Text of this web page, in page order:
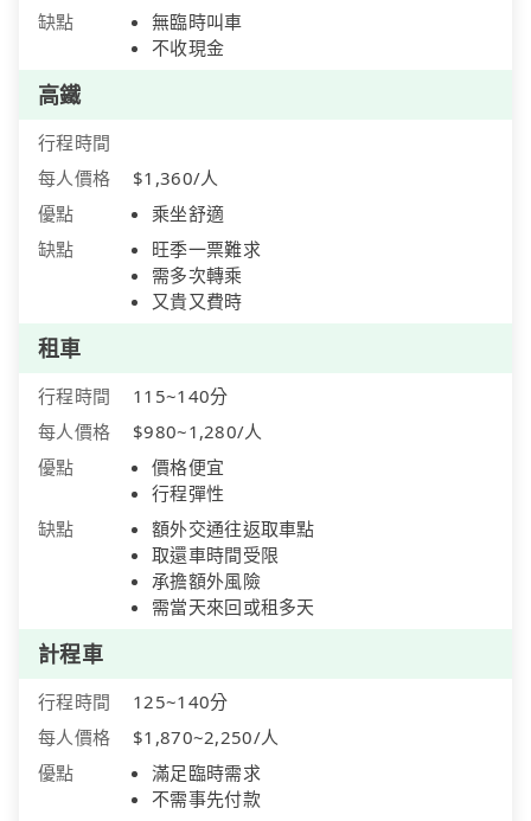
缺點
無臨時叫車
不收現金
高鐵
行程時間
每人價格
$1,360/人
優點
乘坐舒適
缺點
旺季一票難求
需多次轉乘
又貴又費時
租車
行程時間
115~140分
每人價格
$980~1,280/人
優點
價格便宜
行程彈性
缺點
額外交通往返取車點
取還車時間受限
承擔額外風險
需當天來回或租多天
計程車
行程時間
125~140分
每人價格
$1,870~2,250/人
優點
滿足臨時需求
不需事先付款